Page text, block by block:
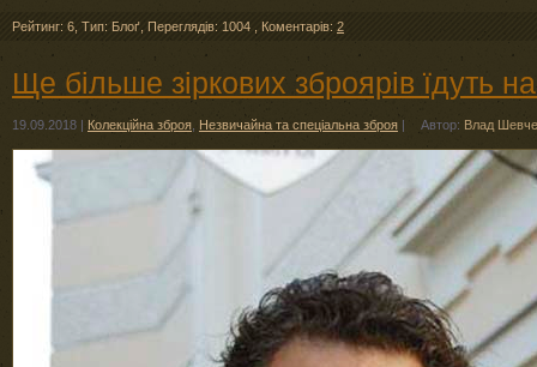
Рейтинг: 6 Тип: Блоґ Переглядів: 1004 Коментарів: 2
Ще більше зіркових зброярів їдуть
19.09.2018 | Колекційна зброя Незвичайна та спеціальна зброя | Автор: Влад